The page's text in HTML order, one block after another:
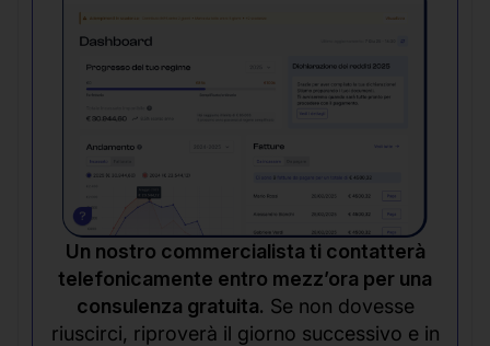
Un nostro commercialista ti contatterà
telefonicamente entro mezz’ora per una
consulenza gratuita. Se non dovesse
riuscirci, riproverà il giorno successivo e in